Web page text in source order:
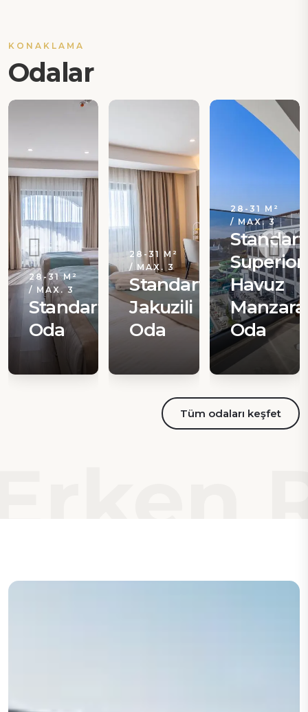
KONAKLAMA
Odalar
28-31 M²
/ MAX. 3
Standart
Oda
28-31 M²
/ MAX. 3
Standart
Jakuzili
Oda
28-31 M²
/ MAX. 3
Standart
Superior
Havuz
Oda
Tüm odaları keşfet